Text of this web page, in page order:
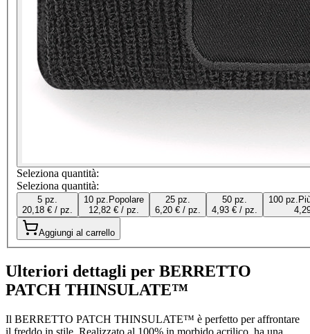
Seleziona quantità:
Seleziona quantità:
5 pz.
20,18 € / pz.
10 pz. Popolare
12,82 € / pz.
25 pz.
6,20 € / pz.
50 pz.
4,93 € / pz.
100 pz.
Aggiungi al carrello
Ulteriori dettagli per BERRETTO
PATCH THINSULATE™
Il BERRETTO PATCH THINSULATE™ è perfetto per affrontare